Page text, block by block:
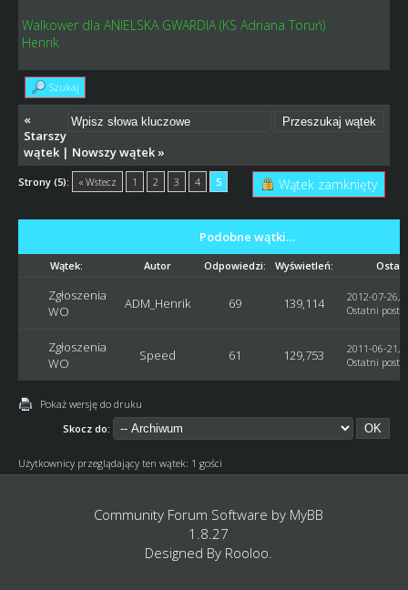
Walkower dla ANIELSKA GWARDIA (KS Adriana Toruń)
Henrik
Szukaj
«
Starszy
wątek| Nowszy wątek»
Strony (5): « Wstecz 1 2 3 4 5 Wątek zamknięty
Podobne wątki…
Wątek: Autor Odpowiedzi: Wyświetleń:
Zgłoszenia
WO
ADM_Henrik 69 139,114
2012-07-26,
Ostatni post:
Zgłoszenia
WO
Speed 61 129,753
2011-06-21,
Ostatni post:
Pokaż wersję do druku
Skocz do:
Użytkownicy przeglądający ten wątek: 1 gości
Community Forum Software by MyBB
1.8.27
Designed By Rooloo